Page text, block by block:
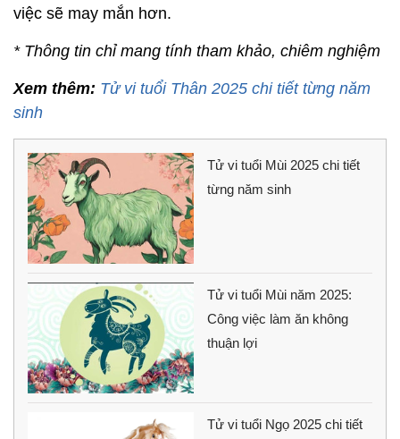
việc sẽ may mắn hơn.
* Thông tin chỉ mang tính tham khảo, chiêm nghiệm
Xem thêm: Tử vi tuổi Thân 2025 chi tiết từng năm
sinh
Tử vi tuổi Mùi 2025 chi tiết
từng năm sinh
Tử vi tuổi Mùi năm 2025:
Công việc làm ăn không
thuận lợi
Tử vi tuổi Ngọ 2025 chi tiết